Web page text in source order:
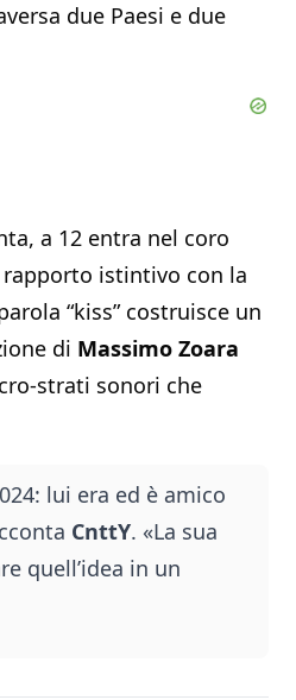
due Paesi e due
a 12 entra nel coro
istintivo con la
“kiss” costruisce un
di Massimo Zoara
strati sonori che
lui era ed è amico
CnttY. «La sua
quell’idea in un